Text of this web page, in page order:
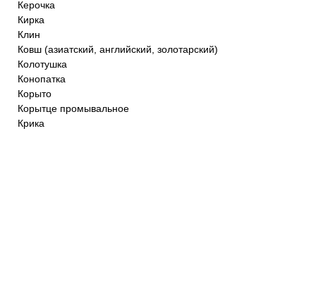
Керочка
Кирка
Клин
Ковш (азиатский, английский, золотарский)
Колотушка
Конопатка
Корыто
Корытце промывальное
Крика